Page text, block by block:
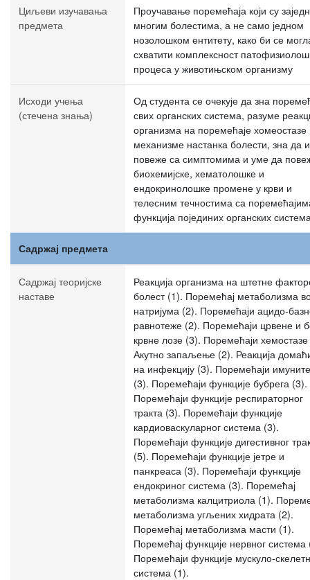
Циљеви изучавања
предмета
Проучавање поремећаја који су
многим болестима, а не само једном
нозолошком ентитету, како би се
схватити комплексност
процеса у животињском организму
Исходи учења
(стечена знања)
Од студента се очекује да зна
свих органских система, разуме
организма на поремећаје хомеостазе
механизме настанка болести, зна да
повеже са симптомима и уме да
биохемијске, хематолошке и
ендокринолошке промене у крви и
телесним течностима са
функција појединих органских
Садржај предмета
Садржај теоријске
наставе
Реакција организма на штетне
болест (1). Поремећај метаболизма
натријума (2). Поремећаји ацидо-
равнотеже (2). Поремећаји црвене и
крвне лозе (3). Поремећаји
Акутно запаљење (2). Реакција
на инфекцију (3). Поремећаји
(3). Поремећаји функције бубрега (3).
Поремећаји функције респираторног
тракта (3). Поремећаји функције
кардиоваскуларног система (3).
Поремећаји функције дигестивног
(5). Поремећаји функције јетре и
панкреаса (3). Поремећаји функције
ендокриног система (3). Поремећај
метаболизма калцитриола (1).
метаболизма угљених хидрата (2).
Поремећај метаболизма масти (1).
Поремећај функције нервног система
Поремећаји функције мускуло-
система (1).